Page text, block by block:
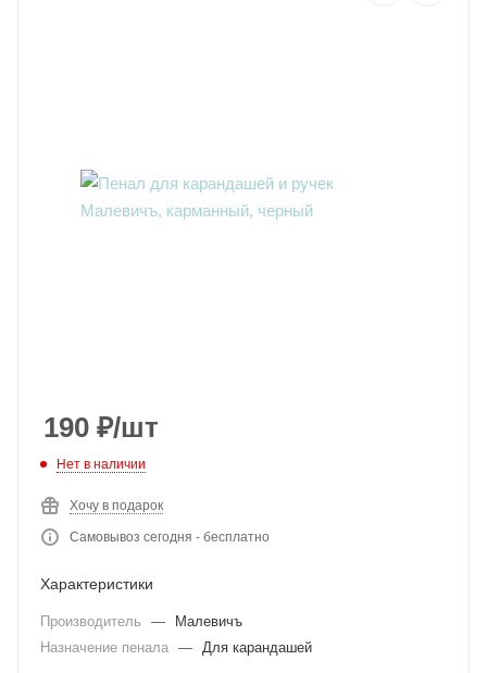
190 ₽/шт
Нет в наличии
Хочу в подарок
Самовывоз сегодня - бесплатно
Характеристики
Производитель —
Малевичъ
Назначение пенала — Для карандашей